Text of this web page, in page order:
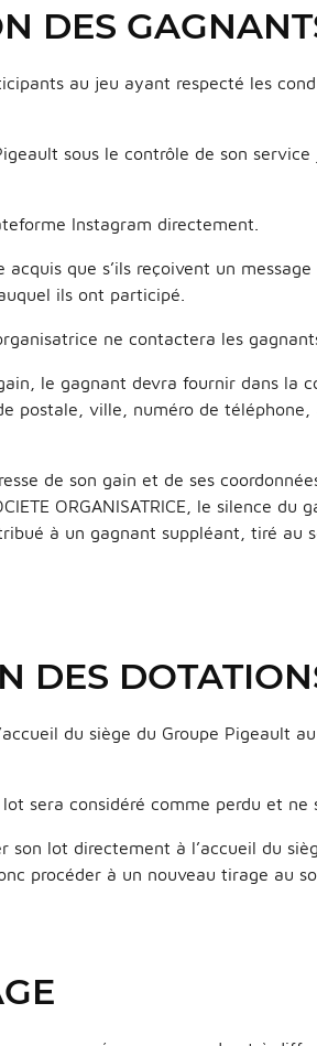
DES
au jeu ayant respecté les
sous le contrôle de son
Instagram directement.
que s’ils reçoivent un
ils ont participé.
ne contactera les
le gagnant devra fournir dans la
postale, ville, numéro de téléphone,
de son gain et de ses
ORGANISATRICE, le silence du
à un gagnant suppléant, tiré au
DES
du siège du Groupe Pigeault
sera considéré comme perdu et ne
son lot directement à l’accueil du
procéder à un nouveau tirage au